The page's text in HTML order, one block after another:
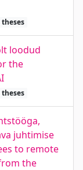
loodud
the
juhtimise
to remote
the